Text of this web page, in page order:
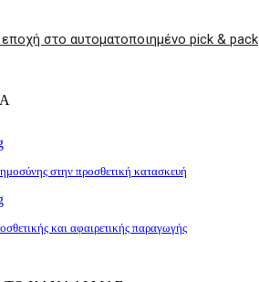
στο αυτοματοποιημένο pick & pack
στην προσθετική κατασκευή
και αφαιρετικής παραγωγής